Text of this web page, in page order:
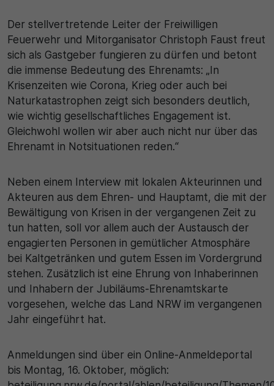
Der stellvertretende Leiter der Freiwilligen
Feuerwehr und Mitorganisator Christoph Faust freut
sich als Gastgeber fungieren zu dürfen und betont
die immense Bedeutung des Ehrenamts: „In
Krisenzeiten wie Corona, Krieg oder auch bei
Naturkatastrophen zeigt sich besonders deutlich,
wie wichtig gesellschaftliches Engagement ist.
Gleichwohl wollen wir aber auch nicht nur über das
Ehrenamt in Notsituationen reden.“
Neben einem Interview mit lokalen Akteurinnen und
Akteuren aus dem Ehren- und Hauptamt, die mit der
Bewältigung von Krisen in der vergangenen Zeit zu
tun hatten, soll vor allem auch der Austausch der
engagierten Personen in gemütlicher Atmosphäre
bei Kaltgetränken und gutem Essen im Vordergrund
stehen. Zusätzlich ist eine Ehrung von Inhaberinnen
und Inhabern der Jubiläums-Ehrenamtskarte
vorgesehen, welche das Land NRW im vergangenen
Jahr eingeführt hat.
Anmeldungen sind über ein Online-Anmeldeportal
bis Montag, 16. Oktober, möglich: